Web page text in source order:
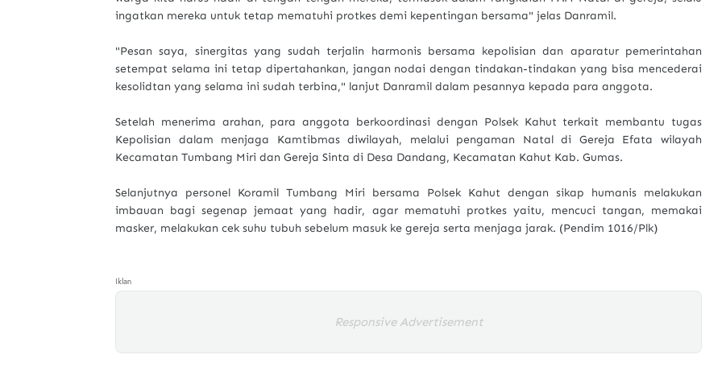
ingatkan mereka untuk tetap mematuhi protkes demi kepentingan bersama" jelas Danramil.
"Pesan saya, sinergitas yang sudah terjalin harmonis bersama kepolisian dan aparatur pemerintahan
setempat selama ini tetap dipertahankan, jangan nodai dengan tindakan-tindakan yang bisa mencederai
kesolidtan yang selama ini sudah terbina," lanjut Danramil dalam pesannya kepada para anggota.
Setelah menerima arahan, para anggota berkoordinasi dengan Polsek Kahut terkait membantu tugas
Kepolisian dalam menjaga Kamtibmas diwilayah, melalui pengaman Natal di Gereja Efata wilayah
Kecamatan Tumbang Miri dan Gereja Sinta di Desa Dandang, Kecamatan Kahut Kab. Gumas.
Selanjutnya personel Koramil Tumbang Miri bersama Polsek Kahut dengan sikap humanis melakukan
imbauan bagi segenap jemaat yang hadir, agar mematuhi protkes yaitu, mencuci tangan, memakai
masker, melakukan cek suhu tubuh sebelum masuk ke gereja serta menjaga jarak. (Pendim 1016/Plk)
Iklan
Responsive Advertisement